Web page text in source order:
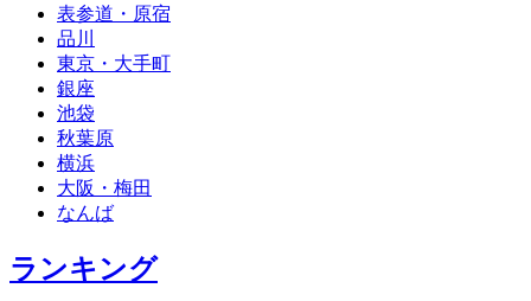
表参道・原宿
品川
東京・大手町
銀座
池袋
秋葉原
横浜
大阪・梅田
なんば
ランキング